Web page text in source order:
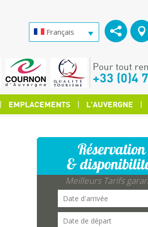
Français
Pour tout
+33 (0)4
EMPLACEMENTS L'AUVERGNE
Réservation
&
Meilleurs Tarifs